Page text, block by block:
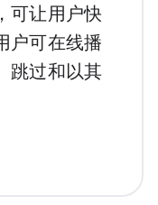
可让用户快
户可在线播
跳过和以其